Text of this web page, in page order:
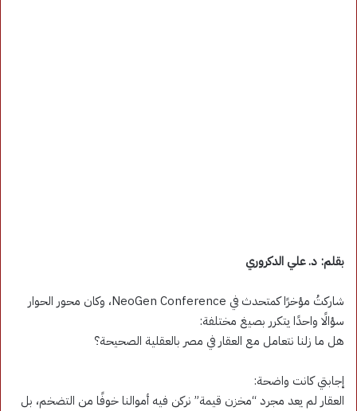
بقلم: د. علي الدكروري
شاركتُ مؤخرًا كمتحدث في NeoGen Conference، وكان محور الحوار
سؤالًا واحدًا يتكرر بصيغ مختلفة:
هل ما زلنا نتعامل مع العقار في مصر بالعقلية الصحيحة؟
إجابتي كانت واضحة:
العقار لم يعد مجرد “مخزن قيمة” نركن فيه أموالنا خوفًا من التضخم، بل